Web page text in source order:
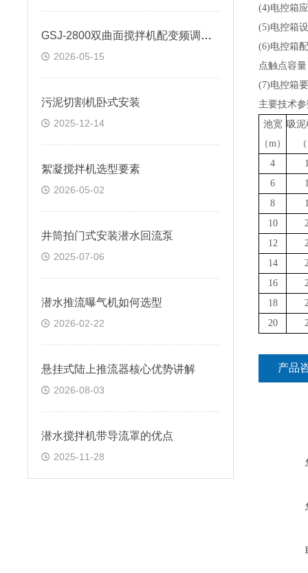
GSJ-2800双曲面搅拌机配变频调速电机
2026-05-15
污泥切割机卧式安装
2025-12-14
絮凝搅拌机选型要素
2026-05-02
井筒拍门式安装潜水回流泵
2025-07-06
潜水推流曝气机如何选型
2026-02-22
悬挂式陆上推流器核心优势讲解
2026-08-03
潜水搅拌机带导流罩的优点
2025-11-28
(4)电控箱
(5)电控箱
(6)电控箱
点触点容
(7)电控箱
主要技术
池宽
（m）
吸泥
（
4
6
8
10
12
14
16
18
20
产品